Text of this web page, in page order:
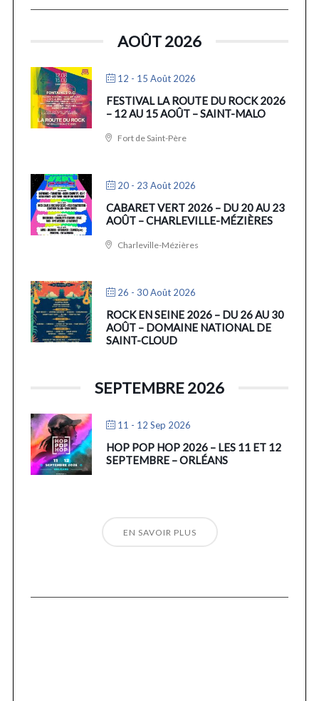
AOÛT 2026
12 - 15 Août 2026
FESTIVAL LA ROUTE DU ROCK 2026
– 12 AU 15 AOÛT – SAINT-MALO
Fort de Saint-Père
20 - 23 Août 2026
CABARET VERT 2026 – DU 20 AU 23
AOÛT – CHARLEVILLE-MÉZIÈRES
Charleville-Mézières
26 - 30 Août 2026
ROCK EN SEINE 2026 – DU 26 AU 30
AOÛT – DOMAINE NATIONAL DE
SAINT-CLOUD
SEPTEMBRE 2026
11 - 12 Sep 2026
HOP POP HOP 2026 – LES 11 ET 12
SEPTEMBRE – ORLÉANS
EN SAVOIR PLUS